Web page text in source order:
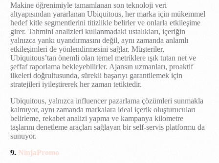
Makine öğrenimiyle tamamlanan son teknoloji veri
altyapısından yararlanan Ubiquitous, her marka için mükemmel
hedef kitle segmentlerini titizlikle belirler ve onlarla etkileşime
girer. Tahmini analizleri kullanmadaki ustalıkları, içeriğin
yalnızca yankı uyandırmasını değil, aynı zamanda anlamlı
etkileşimleri de yönlendirmesini sağlar. Müşteriler,
Ubiquitous’tan önemli olan temel metriklere ışık tutan net ve
şeffaf raporlama bekleyebilirler. Ajansın uzmanları, proaktif
ilkeleri doğrultusunda, sürekli başarıyı garantilemek için
stratejileri iyileştirerek her zaman tetiktedir.
Ubiquitous, yalnızca influencer pazarlama çözümleri sunmakla
kalmıyor, aynı zamanda markalara ideal içerik oluşturucuları
belirleme, rekabet analizi yapma ve kampanya kilometre
taşlarını denetleme araçları sağlayan bir self-servis platformu da
sunuyor.
9. NinjaPromo